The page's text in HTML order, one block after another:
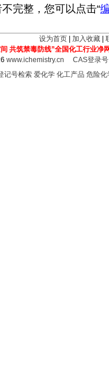
完整，您可以点击“
设为首页 加入收藏
间 共筑禁毒防线”全国化工行业净
www.ichemistry.cn
CAS登录
记号检索 爱化学 化工产品 危险化